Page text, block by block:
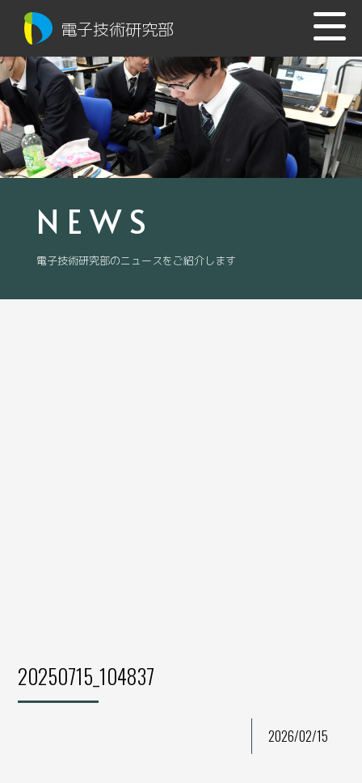
電子技術研究部
NEWS
電子技術研究部のニュースをご紹介します
20250715_104837
2026/02/15